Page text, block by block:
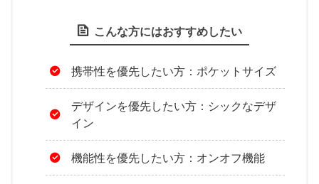
こんな方にはおすすめしたい
携帯性を優先したい方：ポケットサイズ
デザインを優先したい方：シックなデザ
イン
機能性を優先したい方：オンオフ機能